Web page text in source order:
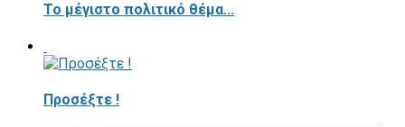
Το μέγιστο πολιτικό θέμα...
Προσέξτε !